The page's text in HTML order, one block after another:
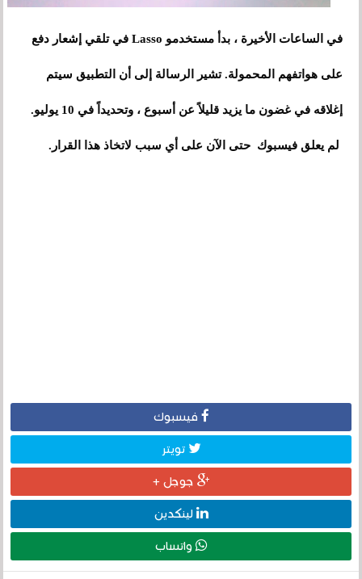
في الساعات الأخيرة ، بدأ مستخدمو Lasso في تلقي إشعار دفع
على هواتفهم المحمولة. تشير الرسالة إلى أن التطبيق سيتم
إغلاقه في غضون ما يزيد قليلاً عن أسبوع ، وتحديداً في 10 يوليو.
لم يعلق فيسبوك حتى الآن على أي سبب لاتخاذ هذا القرار.
فيسبوك
تويتر
جوجل +
لينكدين
واتساب